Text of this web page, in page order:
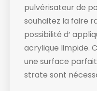
pulvérisateur de
souhaitez la faire
possibilité d’
acrylique limpide.
une surface
strate sont